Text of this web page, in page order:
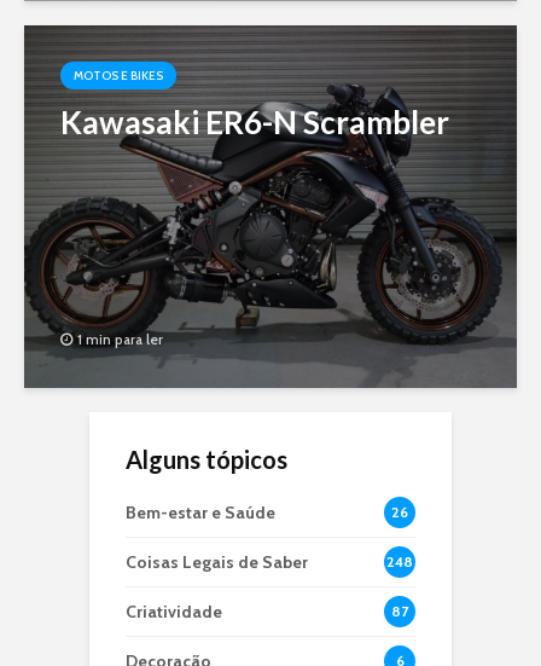
MOTOS E BIKES
Kawasaki ER6-N Scrambler
1 min para ler
Alguns tópicos
Bem-estar e Saúde 26
Coisas Legais de Saber 248
Criatividade 87
Decoração 6